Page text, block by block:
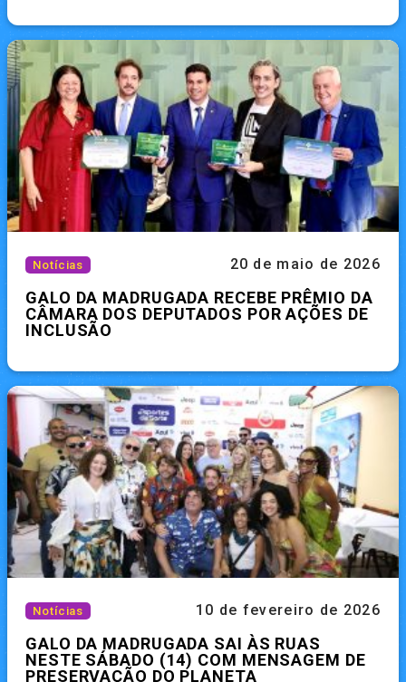
Notícias 20 de maio de 2026
GALO DA MADRUGADA RECEBE PRÊMIO DA
CÂMARA DOS DEPUTADOS POR AÇÕES DE
INCLUSÃO
Notícias 10 de fevereiro de 2026
GALO DA MADRUGADA SAI ÀS RUAS
NESTE SÁBADO (14) COM MENSAGEM DE
PRESERVAÇÃO DO PLANETA